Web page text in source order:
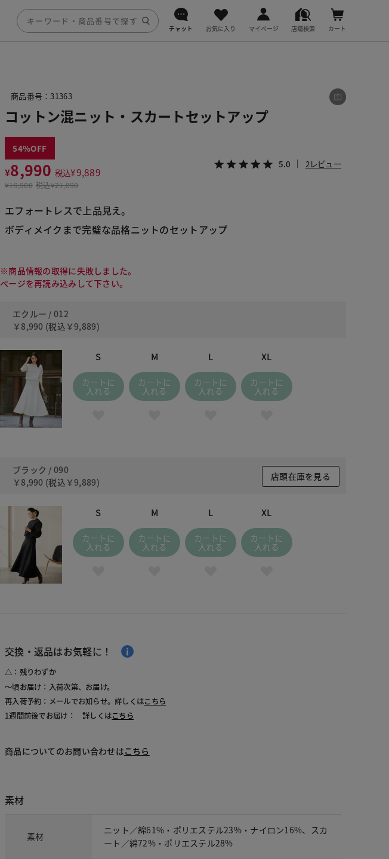
チャット お気に入り マイページ 店舗検索 カート
090 ブラック
商品番号：31363
コットン混ニット・スカートセットアップ
54
¥8,990 税込¥9,889
¥19,900 税込¥21,890
5.0 2レビュー
エフォートレスで上品見え。
ボディメイクまで完璧な品格ニットのセットアップ
※商品情報の取得に失敗しました。
ページを再読み込みして下さい。
エクルー / 012
￥8,990 (税込 ￥9,889)
S
カートに
入れる
M
カートに
入れる
L
カートに
入れる
XL
カートに
入れる
ブラック / 090
￥8,990 (税込 ￥9,889)
店頭在庫を見る
S
カートに
入れる
M
カートに
入れる
L
カートに
入れる
XL
カートに
入れる
交換・返品はお気軽に！
△：残りわずか
～頃お届け：入荷次第、お届け。
再入荷予約：メールでお知らせ。詳しくはこちら
1週間前後でお届け： 詳しくはこちら
商品についてのお問い合わせはこちら
素材
素材
ニット／綿61%・ポリエステル23%・ナイロン16%、スカ
ート／綿72%・ポリエステル28%